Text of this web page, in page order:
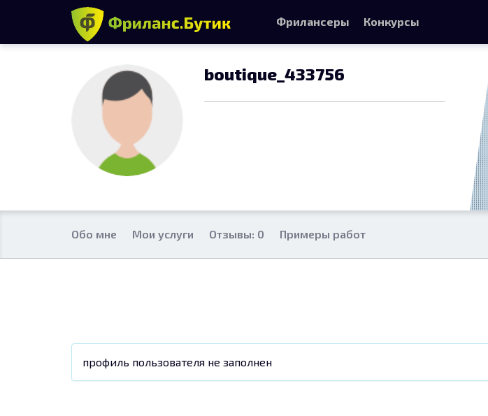
boutique_433756
Обо мне Мои услуги Отзывы: 0 Примеры работ
профиль пользователя не заполнен
Фрилансеры Конкурсы